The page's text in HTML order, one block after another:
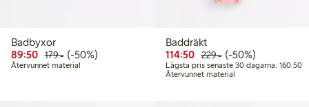
Badbyxor
89:50 Rabatterat pris: 89,50 kr
179:-Ordinarie pris: 179,00 kr
50% rabatt
(-50%)
Återvunnet material
Baddräkt
114:50 Rabatterat pris: 114,50
229:-Ordinarie pris:
50% rabatt
(-50%)
Lägsta pris senaste 30 dagarna: 160:50
Återvunnet material